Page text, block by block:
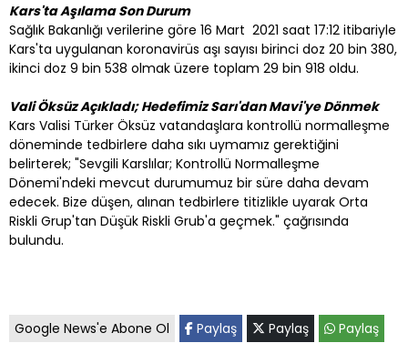
Kars'ta Aşılama Son Durum
Sağlık Bakanlığı verilerine göre 16 Mart 2021 saat 17:12 itibariyle
Kars'ta uygulanan koronavirüs aşı sayısı birinci doz 20 bin 380,
ikinci doz 9 bin 538 olmak üzere toplam 29 bin 918 oldu.
Vali Öksüz Açıkladı; Hedefimiz Sarı'dan Mavi'ye Dönmek
Kars Valisi Türker Öksüz vatandaşlara kontrollü normalleşme
döneminde tedbirlere daha sıkı uymamız gerektiğini
belirterek; "Sevgili Karslılar; Kontrollü Normalleşme
Dönemi'ndeki mevcut durumumuz bir süre daha devam
edecek. Bize düşen, alınan tedbirlere titizlikle uyarak Orta
Riskli Grup'tan Düşük Riskli Grub'a geçmek." çağrısında
bulundu.
Google News'e Abone Ol Paylaş Paylaş Paylaş